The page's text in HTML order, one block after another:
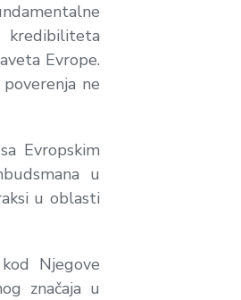
kredibiliteta
Evrope.
ne
Evropskim
u
u oblasti
Njegove
značaja u